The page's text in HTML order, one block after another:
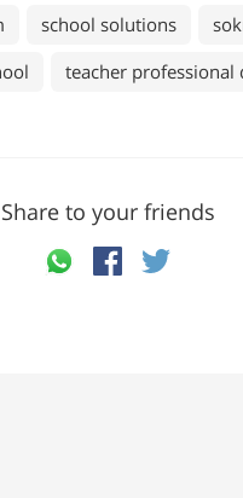
school solutions
teacher
Share to your friends